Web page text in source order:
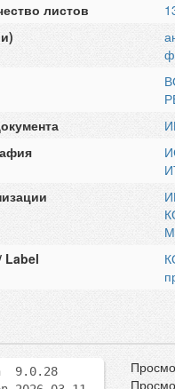
листов
Label
9.0.28